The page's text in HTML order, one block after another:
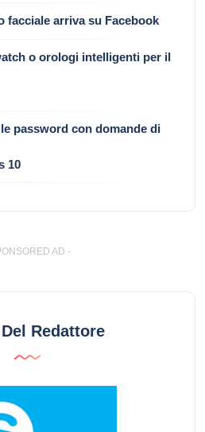
facciale arriva su Facebook
o orologi intelligenti per il
password con domande di
10
AD -
Redattore